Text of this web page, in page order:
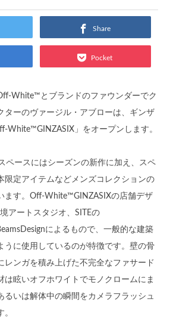
Share
Pocket
White™とブランドのファウンダーでク
ターのヴァージル・アブローは、ギンザ
White™GINZASIX」をオープンします。
ペースにはシーズンの新作に加え、スペ
限定アイテムなどメンズコレクションの
ます。Off-White™GINZASIXの店舗デザ
アートスタジオ、SITEの
によるもので、一般的な建築
うに使用しているのが特徴です。壁の骨
レンガを積み上げた不完全なファサード
は眩いオフホワイトでモノクロームにま
るいは解体中の瞬間をカメラフラッシュ